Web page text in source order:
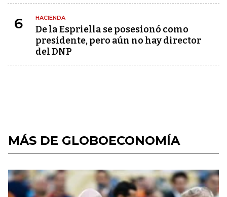
6 HACIENDA
De la Espriella se posesionó como
presidente, pero aún no hay director
del DNP
MÁS DE GLOBOECONOMÍA